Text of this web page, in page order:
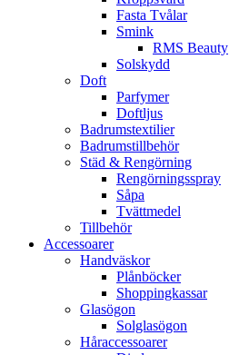
Fasta Tvålar
Smink
RMS Beauty
Solskydd
Doft
Parfymer
Doftljus
Badrumstextilier
Badrumstillbehör
Städ & Rengörning
Rengörningsspray
Såpa
Tvättmedel
Tillbehör
Accessoarer
Handväskor
Plånböcker
Shoppingkassar
Glasögon
Solglasögon
Håraccessoarer